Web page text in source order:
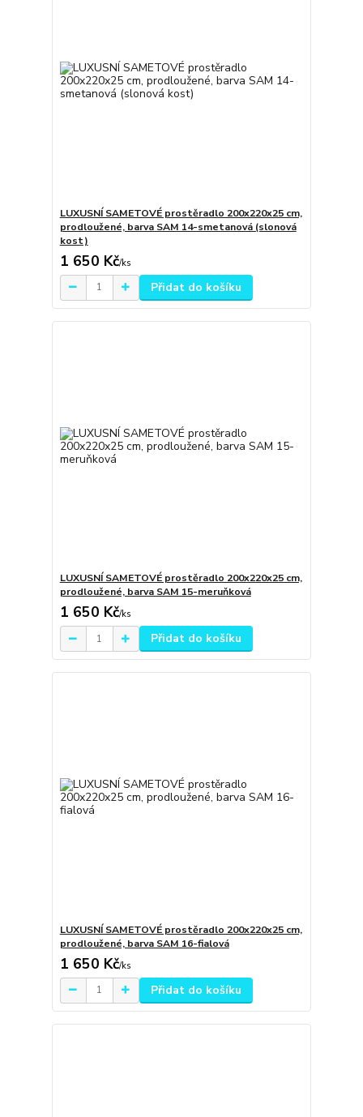
LUXUSNÍ SAMETOVÉ prostěradlo 200x220x25 cm,
prodloužené, barva SAM 14-smetanová (slonová
kost)
1 650 Kč/ks
Přidat do košíku
LUXUSNÍ SAMETOVÉ prostěradlo 200x220x25 cm,
prodloužené, barva SAM 15-meruňková
1 650 Kč/ks
Přidat do košíku
LUXUSNÍ SAMETOVÉ prostěradlo 200x220x25 cm,
prodloužené, barva SAM 16-fialová
1 650 Kč/ks
Přidat do košíku